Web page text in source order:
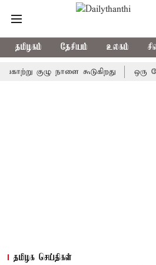
தமிழகம் தேசியம் உலகம்
குழு நாளை கூடுகிறது ஒரு
தமிழக செய்திகள்